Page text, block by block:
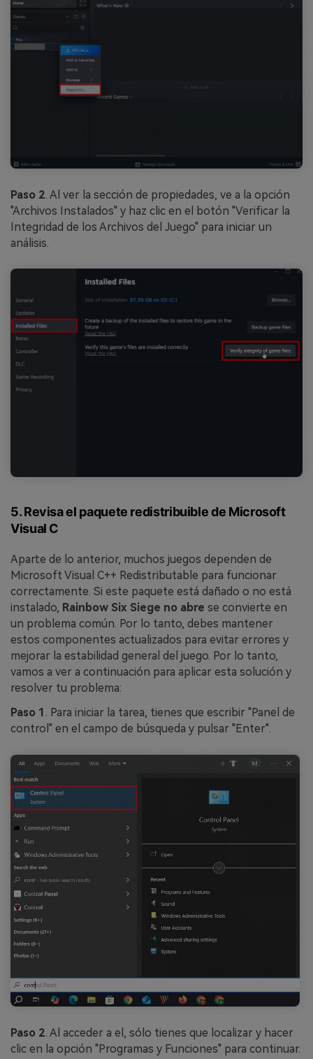
Paso 2. Al ver la sección de propiedades, ve a la opción
"Archivos Instalados" y haz clic en el botón "Verificar la
Integridad de los Archivos del Juego" para iniciar un
análisis.
5. Revisa el paquete redistribuible de Microsoft
Visual C
Aparte de lo anterior, muchos juegos dependen de
Microsoft Visual C++ Redistributable para funcionar
correctamente. Si este paquete está dañado o no está
instalado, Rainbow Six Siege no abre se convierte en
un problema común. Por lo tanto, debes mantener
estos componentes actualizados para evitar errores y
mejorar la estabilidad general del juego. Por lo tanto,
vamos a ver a continuación para aplicar esta solución y
resolver tu problema:
Paso 1 . Para iniciar la tarea, tienes que escribir "Panel de
control" en el campo de búsqueda y pulsar "Enter".
Paso 2 . Al acceder a el, sólo tienes que localizar y hacer
clic en la opción "Programas y Funciones" para continuar.